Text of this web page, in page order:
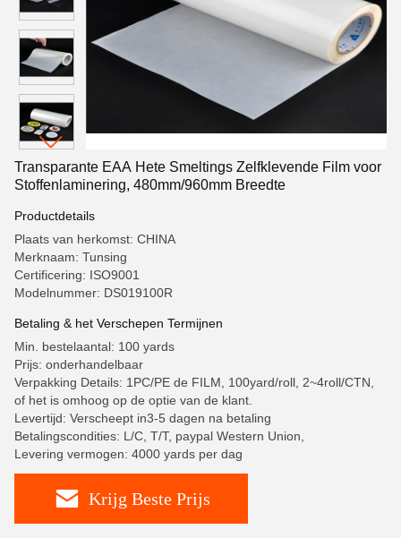
Transparante EAA Hete Smeltings Zelfklevende Film voor
Stoffenlaminering, 480mm/960mm Breedte
Productdetails
Plaats van herkomst: CHINA
Merknaam: Tunsing
Certificering: ISO9001
Modelnummer: DS019100R
Betaling & het Verschepen Termijnen
Min. bestelaantal: 100 yards
Prijs: onderhandelbaar
Verpakking Details: 1PC/PE de FILM, 100yard/roll, 2~4roll/CTN,
of het is omhoog op de optie van de klant.
Levertijd: Verscheept in3-5 dagen na betaling
Betalingscondities: L/C, T/T, paypal Western Union,
Levering vermogen: 4000 yards per dag
Krijg Beste Prijs